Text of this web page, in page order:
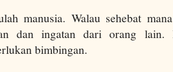
manusia. Walau sehebat
dan ingatan dari orang lain.
bimbingan.